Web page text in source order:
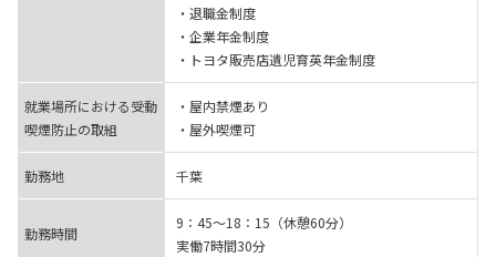
・退職金制度
・企業年金制度
・トヨタ販売店遺児育英年金制度
就業場所における受動
喫煙防止の取組
・屋内禁煙あり
・屋外喫煙可
勤務地 千葉
勤務時間
9：45～18：15（休憩60分）
実働7時間30分